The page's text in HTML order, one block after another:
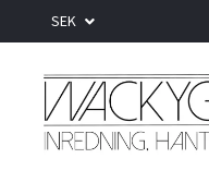
SEK